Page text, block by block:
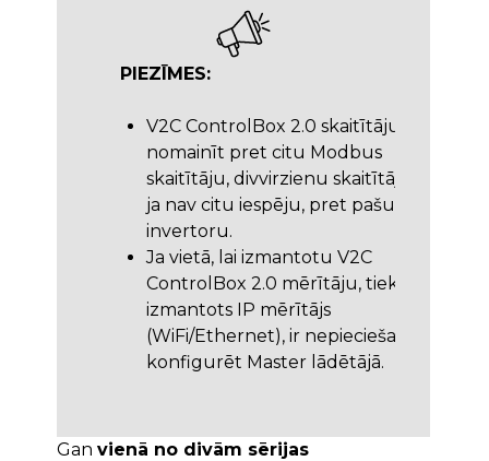
PIEZĪMES:
V2C ControlBox 2.0 skaitītāju var
nomainīt pret citu Modbus
skaitītāju, divvirzienu skaitītāju vai,
ja nav citu iespēju, pret pašu
invertoru.
Ja vietā, lai izmantotu V2C
ControlBox 2.0 mērītāju, tiek
izmantots IP mērītājs
(WiFi/Ethernet), ir nepieciešams to
konfigurēt Master lādētājā.
Gan vienā no divām sērijas